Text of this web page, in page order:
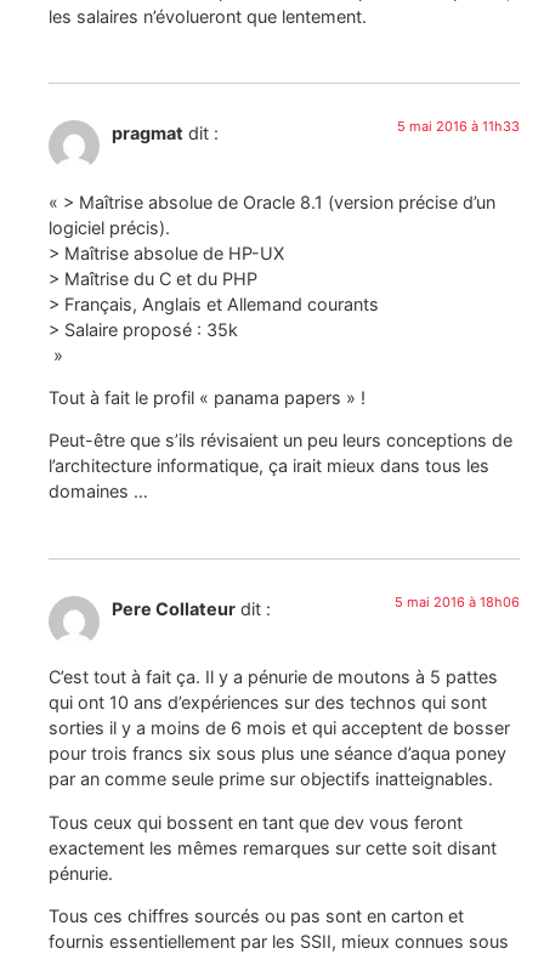
les salaires n’évolueront que lentement.
pragmat dit : 5 mai 2016 à 11h33
« > Maîtrise absolue de Oracle 8.1 (version précise d’un
logiciel précis).
> Maîtrise absolue de HP-UX
> Maîtrise du C et du PHP
> Français, Anglais et Allemand courants
> Salaire proposé : 35k
»
Tout à fait le profil « panama papers » !
Peut-être que s’ils révisaient un peu leurs conceptions de
l’architecture informatique, ça irait mieux dans tous les
domaines …
Pere Collateur dit : 5 mai 2016 à 18h06
C’est tout à fait ça. Il y a pénurie de moutons à 5 pattes
qui ont 10 ans d’expériences sur des technos qui sont
sorties il y a moins de 6 mois et qui acceptent de bosser
pour trois francs six sous plus une séance d’aqua poney
par an comme seule prime sur objectifs inatteignables.
Tous ceux qui bossent en tant que dev vous feront
exactement les mêmes remarques sur cette soit disant
pénurie.
Tous ces chiffres sourcés ou pas sont en carton et
fournis essentiellement par les SSII, mieux connues sous